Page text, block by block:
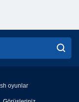
oyunlar